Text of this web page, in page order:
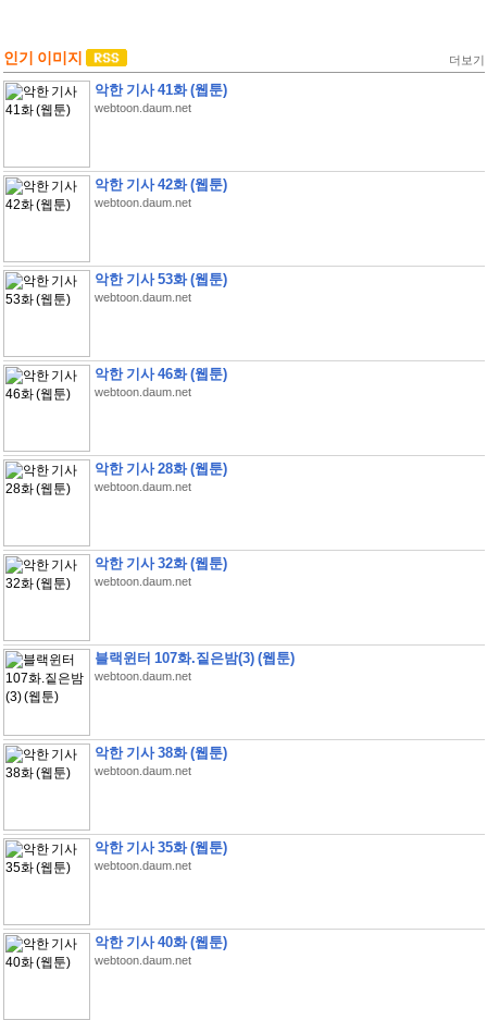
인기 이미지 더보기
악한 기사 41화 (웹툰)
webtoon.daum.net
악한 기사 42화 (웹툰)
webtoon.daum.net
악한 기사 53화 (웹툰)
webtoon.daum.net
악한 기사 46화 (웹툰)
webtoon.daum.net
악한 기사 28화 (웹툰)
webtoon.daum.net
악한 기사 32화 (웹툰)
webtoon.daum.net
블랙윈터 107화.짙은밤(3) (웹툰)
webtoon.daum.net
악한 기사 38화 (웹툰)
webtoon.daum.net
악한 기사 35화 (웹툰)
webtoon.daum.net
악한 기사 40화 (웹툰)
webtoon.daum.net